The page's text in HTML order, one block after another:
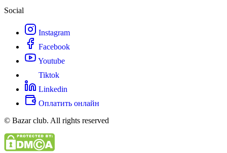
Social
Instagram
Facebook
Youtube
Tiktok
Linkedin
Оплатить онлайн
© Bazar club. All rights reserved